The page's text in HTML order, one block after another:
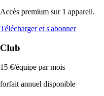
Accès premium sur 1 appareil.
Télécharger et s'abonner
Club
15 €/équipe par mois
forfait annuel disponible